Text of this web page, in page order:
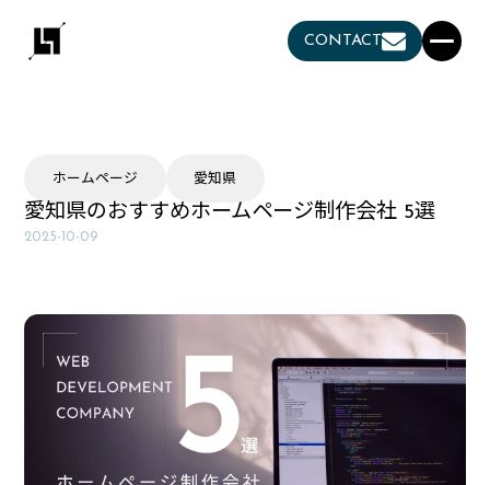
CONTACT
ホームページ 愛知県
愛知県のおすすめホームページ制作会社 5選
2025-10-09